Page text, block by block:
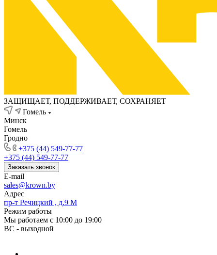
ЗАЩИЩАЕТ, ПОДДЕРЖИВАЕТ, СОХРАНЯЕТ
Гомель
Минск
Гомель
Гродно
+375 (44) 549-77-77
+375 (44) 549-77-77
Заказать звонок
E-mail
sales@krown.by
Адрес
пр-т Речицкий , д.9 М
Режим работы
Мы работаем с 10:00 до 19:00
ВС - выходной